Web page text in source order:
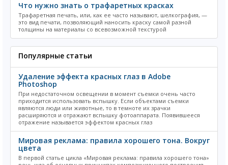
Что нужно знать о трафаретных красках
Трафаретная печать, или, как ее часто называют, шелкография, —
это вид печати, позволяющий наносить краску самой разной
толщины на материалы со всевозможной текстурой
Популярные статьи
Удаление эффекта красных глаз в Adobe
Photoshop
При недостаточном освещении в момент съемки очень часто
приходится использовать вспышку. Если объектами съемки
являются люди или животные, то в темноте их зрачки
расширяются и отражают вспышку фотоаппарата. Появившееся
отражение называется эффектом красных глаз
Мировая реклама: правила хорошего тона. Вокруг
цвета
В первой статье цикла «Мировая реклама: правила хорошего тона»